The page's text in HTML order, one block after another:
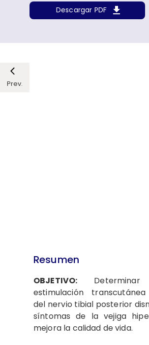
Descargar PDF
Prev.
Resumen
OBJETIVO:
estimulación
del nervio tibial posterior
síntomas de la vejiga
mejora la calidad de vida.